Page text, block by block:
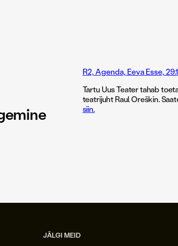
R2, Agenda, Eeva Esse,
Tartu Uus Teater tahab
teatrijuht Raul Oreškin.
siin.
JÄLGI MEID